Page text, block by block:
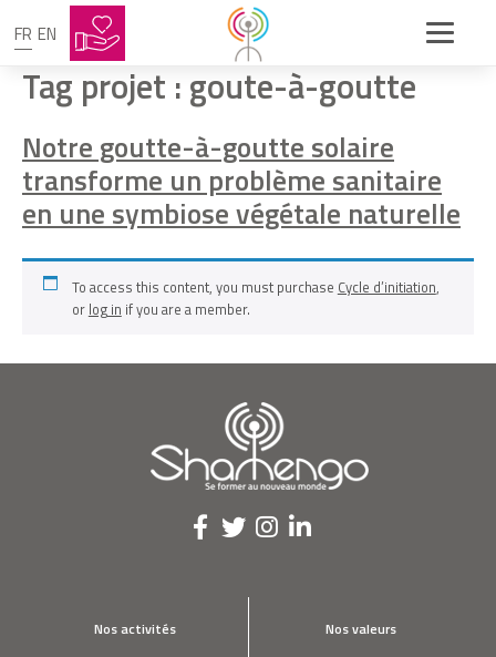
FR EN
Tag projet :goute-à-goutte
Notre goutte-à-goutte solaire
transforme un problème sanitaire
en une symbiose végétale naturelle
To access this content, you must purchase Cycle d’initiation,
or log in if you are a member.
Nos activités Nos valeurs